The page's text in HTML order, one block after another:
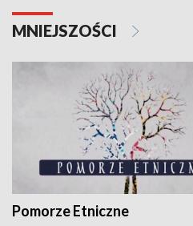
MNIEJSZOŚCI
Pomorze Etniczne